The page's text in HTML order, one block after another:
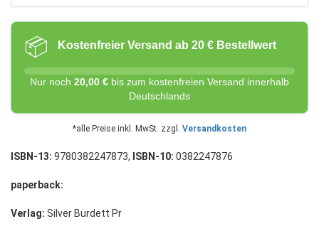
📦 Kostenfreier Versand ab 20 € Bestellwert
Nur noch 20,00 € bis zum kostenfreien Versand innerhalb
Deutschlands
*alle Preise inkl. MwSt. zzgl. Versandkosten
ISBN-13: 9780382247873, ISBN-10: 0382247876
paperback:
Verlag: Silver Burdett Pr